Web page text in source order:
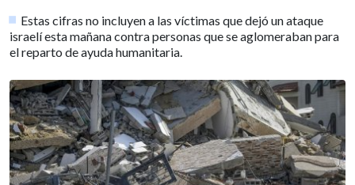
Estas cifras no incluyen a las víctimas que dejó un ataque
israelí esta mañana contra personas que se aglomeraban para
el reparto de ayuda humanitaria.